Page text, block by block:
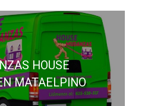
HOUSE
MATAELPINO